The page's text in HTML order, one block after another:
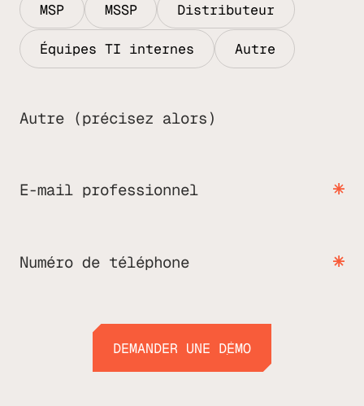
MSP MSSP Distributeur
Équipes TI internes Autre
Autre (précisez alors)
E-mail professionnel
Numéro de téléphone
DEMANDER UNE DÉMO